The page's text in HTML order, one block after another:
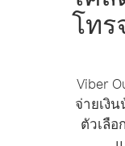
โทร
Viber
จ่ายเงิ
ตัวเลือ